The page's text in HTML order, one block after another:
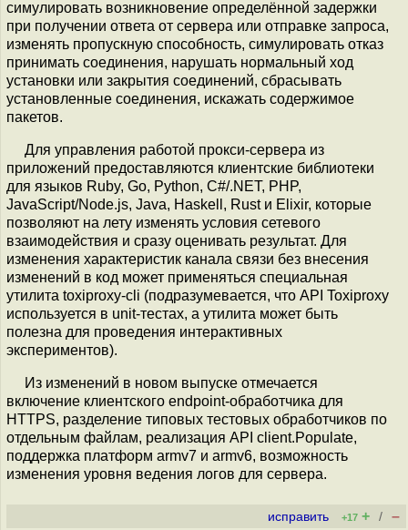
симулировать возникновение определённой задержки
при получении ответа от сервера или отправке запроса,
изменять пропускную способность, симулировать отказ
принимать соединения, нарушать нормальный ход
установки или закрытия соединений, сбрасывать
установленные соединения, искажать содержимое
пакетов.
Для управления работой прокси-сервера из
приложений предоставляются клиентские библиотеки
для языков Ruby, Go, Python, C#/.NET, PHP,
JavaScript/Node.js, Java, Haskell, Rust и Elixir, которые
позволяют на лету изменять условия сетевого
взаимодействия и сразу оценивать результат. Для
изменения характеристик канала связи без внесения
изменений в код может применяться специальная
утилита toxiproxy-cli (подразумевается, что API Toxiproxy
используется в unit-тестах, а утилита может быть
полезна для проведения интерактивных
экспериментов).
Из изменений в новом выпуске отмечается
включение клиентского endpoint-обработчика для
HTTPS, разделение типовых тестовых обработчиков по
отдельным файлам, реализация API client.Populate,
поддержка платформ armv7 и armv6, возможность
изменения уровня ведения логов для сервера.
исправить +17 + / –